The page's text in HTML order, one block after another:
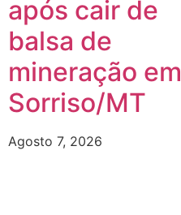
após cair de
balsa de
mineração em
Sorriso/MT
Agosto 7, 2026